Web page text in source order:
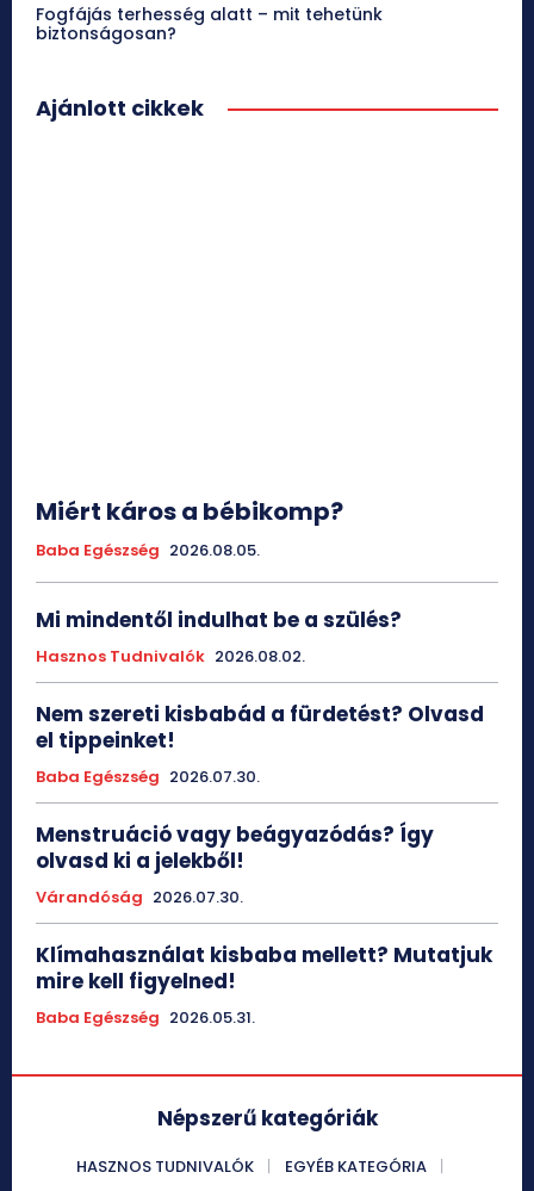
Fogfájás terhesség alatt – mit tehetünk
biztonságosan?
Ajánlott cikkek
Miért káros a bébikomp?
Baba Egészség 2026.08.05.
Mi mindentől indulhat be a szülés?
Hasznos Tudnivalók 2026.08.02.
Nem szereti kisbabád a fürdetést? Olvasd
el tippeinket!
Baba Egészség 2026.07.30.
Menstruáció vagy beágyazódás? Így
olvasd ki a jelekből!
Várandóság 2026.07.30.
Klímahasználat kisbaba mellett? Mutatjuk
mire kell figyelned!
Baba Egészség 2026.05.31.
Népszerű kategóriák
HASZNOS TUDNIVALÓK
EGYÉB KATEGÓRIA